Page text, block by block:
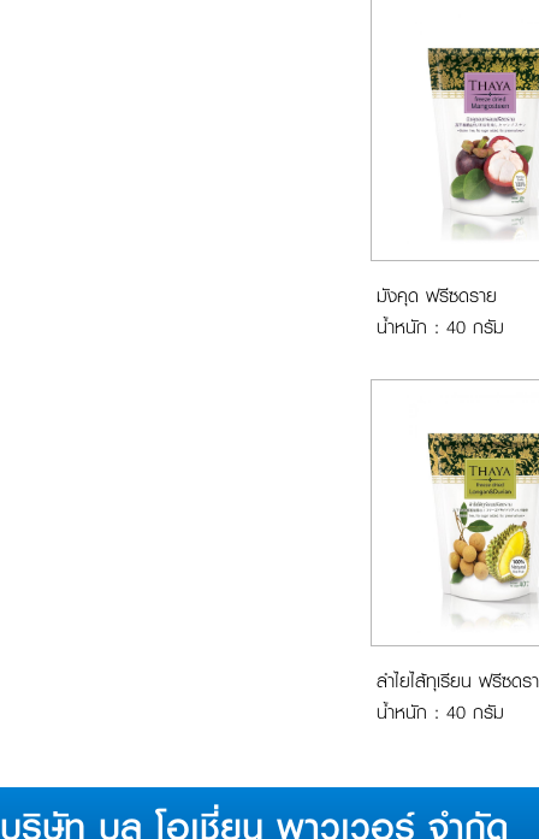
มังคุด ฟรีซดราย
น้ำหนัก : 40 กรัม
ลำไยไส้ทุเรียน ฟรีซดร
น้ำหนัก : 40 กรัม